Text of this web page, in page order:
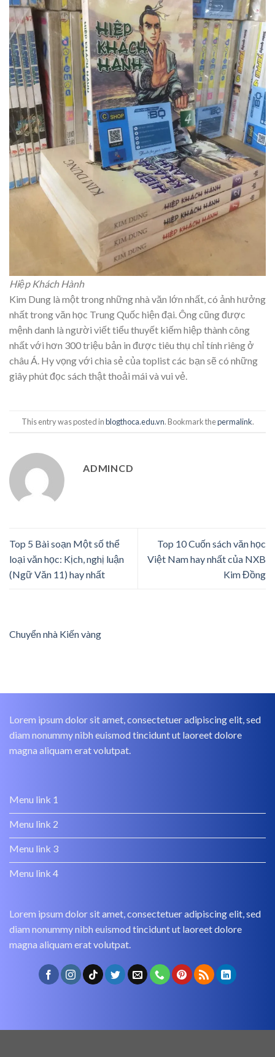
Hiệp Khách Hành
Kim Dung là một trong những nhà văn lớn nhất, có ảnh hưởng
nhất trong văn học Trung Quốc hiện đại. Ông cũng được
mệnh danh là người viết tiểu thuyết kiếm hiệp thành công
nhất với hơn 300 triệu bản in được tiêu thụ chỉ tính riêng ở
châu Á. Hy vọng với chia sẻ của toplist các bạn sẽ có những
giây phút đọc sách thật thoải mái và vui vẻ.
This entry was posted inblogthoca.edu.vn. Bookmark thepermalink.
ADMINCD
Top 5 Bài soạn Một số thể
loại văn học: Kịch, nghị luận
(Ngữ Văn 11) hay nhất
Top 10 Cuốn sách văn học
Việt Nam hay nhất của NXB
Kim Đồng
Chuyển nhà Kiến vàng
Lorem ipsum dolor sit amet, consectetuer adipiscing elit, sed
diam nonummy nibh euismod tincidunt ut laoreet dolore
magna aliquam erat volutpat.
Menu link 1
Menu link 2
Menu link 3
Menu link 4
Lorem ipsum dolor sit amet, consectetuer adipiscing elit, sed
diam nonummy nibh euismod tincidunt ut laoreet dolore
magna aliquam erat volutpat.